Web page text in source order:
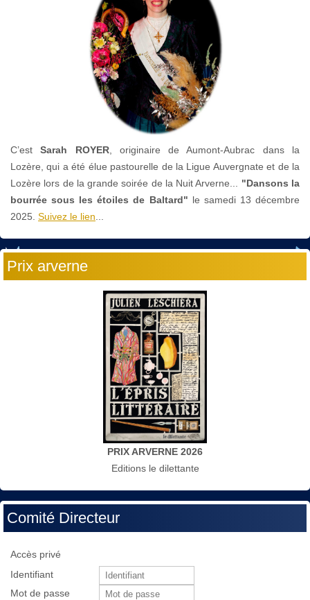
C’estSarah ROYER, originaire de Aumont-Aubrac dans la
Lozère, qui a été élue pastourelle de la Ligue Auvergnate et de la
Lozère lors de la grande soirée de la Nuit Arverne... "Dansons la
bourrée sous les étoiles de Baltard" le samedi 13 décembre
2025. Suivez le lien...
Prix arverne
PRIX ARVERNE 2026
Editions le dilettante
Comité Directeur
Accès privé
Identifiant
Mot de passe